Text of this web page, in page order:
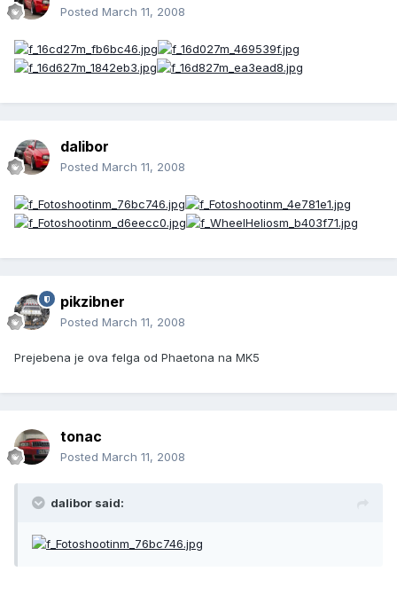
Posted March 11, 2008
dalibor
Posted March 11, 2008
pikzibner
Posted March 11, 2008
Prejebena je ova felga od Phaetona na MK5
tonac
Posted March 11, 2008
dalibor said: